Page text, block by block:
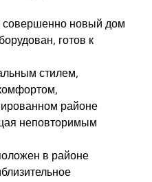
совершенно новый дом
готов к
стилем,
районе
неповторимым
в районе